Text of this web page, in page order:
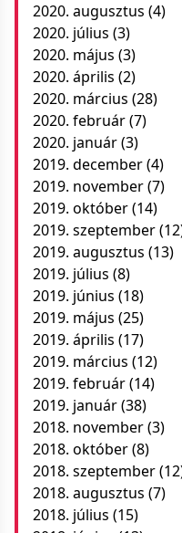
2020. augusztus (4)
2020. július (3)
2020. május (3)
2020. április (2)
2020. március (28)
2020. február(7)
2020. január(3)
2019. december(4)
2019. november(7)
2019. október(14)
2019. szeptember
2019. augusztus (13)
2019. július (8)
2019. június (18)
2019. május (25)
2019. április (17)
2019. március (12)
2019. február(14)
2019. január(38)
2018. november(3)
2018. október(8)
2018. szeptember
2018. augusztus (7)
2018. július (15)